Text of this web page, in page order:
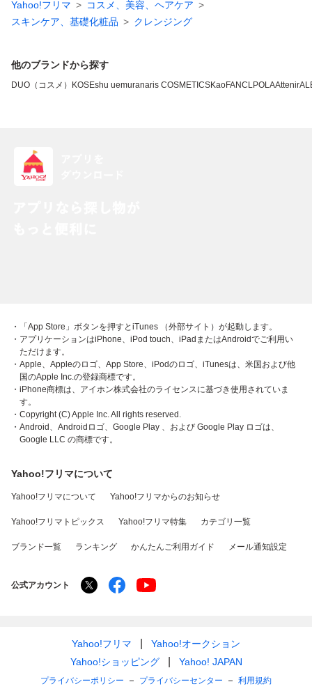
Yahoo!フリマ
コスメ、美容、ヘアケア
スキンケア、基礎化粧品
クレンジング
他のブランドから探す
DUO（コスメ） KOSEshu uemuranaris COSMETICSKaoFANCLPOLAAttenir
・「App Store」ボタンを押すとiTunes （外部サイト）が起動します。
・アプリケーションはiPhone、iPod touch、iPadまたはAndroidでご利用い
ただけます。
・Apple、Appleのロゴ、App Store、iPodのロゴ、iTunesは、米国および他
国のApple Inc.の登録商標です。
・iPhone商標は、アイホン株式会社のライセンスに基づき使用されていま
す。
・Copyright (C) Apple Inc. All rights reserved.
・Android、Androidロゴ、Google Play 、および Google Play ロゴは、
Google LLC の商標です。
Yahoo!フリマについて
Yahoo!フリマについて Yahoo!フリマからのお知らせ
Yahoo!フリマトピックス Yahoo!フリマ特集 カテゴリ一覧
ブランド一覧 ランキング かんたんご利用ガイド メール通知設定
公式アカウント
Yahoo!フリマ
Yahoo!オークション
Yahoo!ショッピング
Yahoo! JAPAN
プライバシーポリシー プライバシーセンター 利用規約